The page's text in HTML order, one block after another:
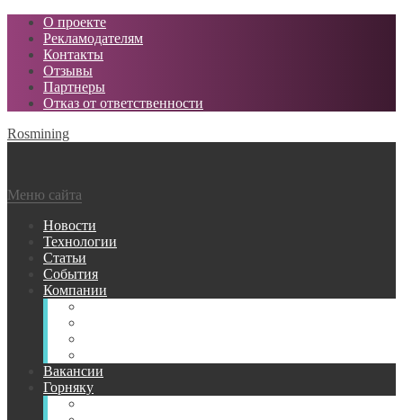
О проекте
Рекламодателям
Контакты
Отзывы
Партнеры
Отказ от ответственности
Rosmining
Меню сайта
Новости
Технологии
Статьи
События
Компании
Вакансии
Горняку